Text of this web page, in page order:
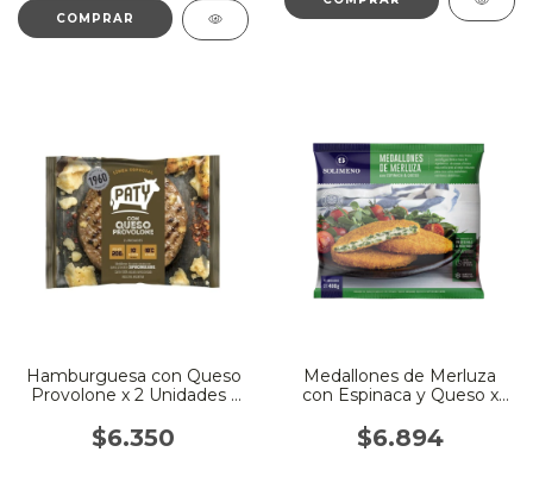
Hamburguesa con Queso
Provolone x 2 Unidades -
$6.350
Medallones de Merluza
con Espinaca y Queso x
$6.894